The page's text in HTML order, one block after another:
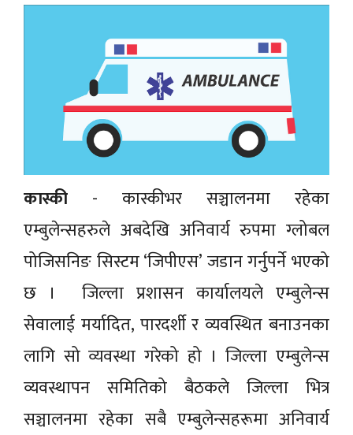
कास्की - कास्कीभर सञ्चालनमा रहेका
एम्बुलेन्सहरुले अबदेखि अनिवार्य रुपमा ग्लोबल
पोजिसनिङ सिस्टम ‘जिपीएस’ जडान गर्नुपर्ने भएको
छ । जिल्ला प्रशासन कार्यालयले एम्बुलेन्स
सेवालाई मर्यादित, पारदर्शी र व्यवस्थित बनाउनका
लागि सो व्यवस्था गरेको हो । जिल्ला एम्बुलेन्स
व्यवस्थापन समितिको बैठकले जिल्ला भित्र
सञ्चालनमा रहेका सबै एम्बुलेन्सहरूमा अनिवार्य